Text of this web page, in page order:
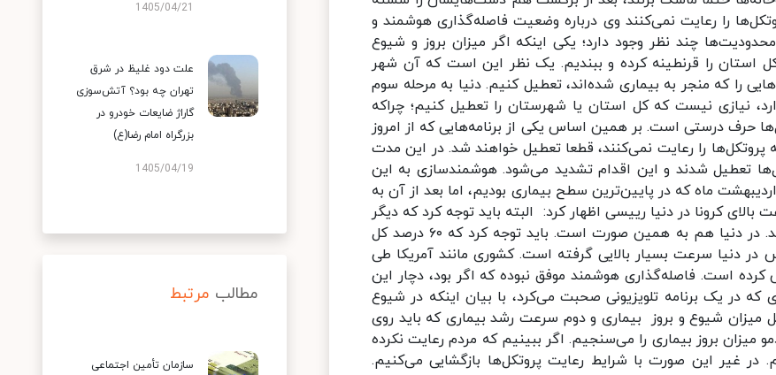
1405/04/21
علت دود غلیظ در شرق
تهران چه بود؟ آتش‌سوزی
گاراژ ضایعات خودرو در
بزرگراه امام رضا(ع)
1405/04/19
مطالب مرتبط
سازمان تأمین اجتماعی